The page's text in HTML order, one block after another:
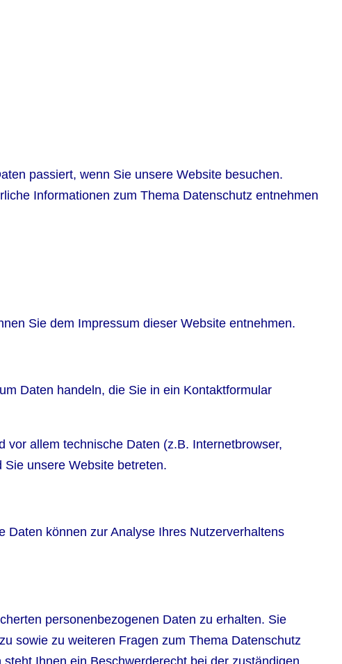
passiert, wenn Sie unsere Website besuchen.
Informationen zum Thema Datenschutz entnehmen
Sie dem Impressum dieser Website entnehmen.
Daten handeln, die Sie in ein Kontaktformular
allem technische Daten (z.B. Internetbrowser,
unsere Website betreten.
Daten können zur Analyse Ihres Nutzerverhaltens
personenbezogenen Daten zu erhalten. Sie
sowie zu weiteren Fragen zum Thema Datenschutz
Ihnen ein Beschwerderecht bei der zuständigen